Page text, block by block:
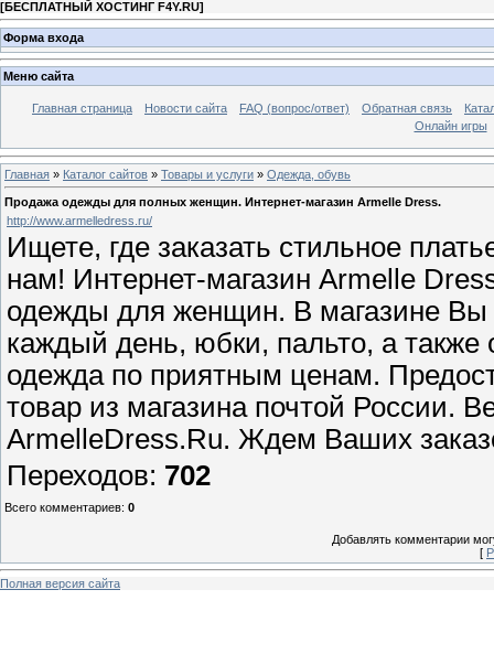
[БЕСПЛАТНЫЙ ХОСТИНГ F4Y.RU]
Форма входа
Меню сайта
Главная страница Новости сайта FAQ (вопрос/ответ) Обратная связь
Онлайн игры
Главная » Каталог сайтов » Товары и услуги » Одежда, обувь
Продажа одежды для полных женщин. Интернет-магазин Armelle Dress.
http://www.armelledress.ru/
Ищете, где заказать стильное
нам! Интернет-магазин Armelle
одежды для женщин. В магазине Вы
каждый день, юбки, пальто, а
одежда по приятным ценам.
товар из магазина почтой России.
ArmelleDress.Ru. Ждем Ваших
Переходов: 702
Всего комментариев: 0
Добавлять комментарии
[
Полная версия сайта